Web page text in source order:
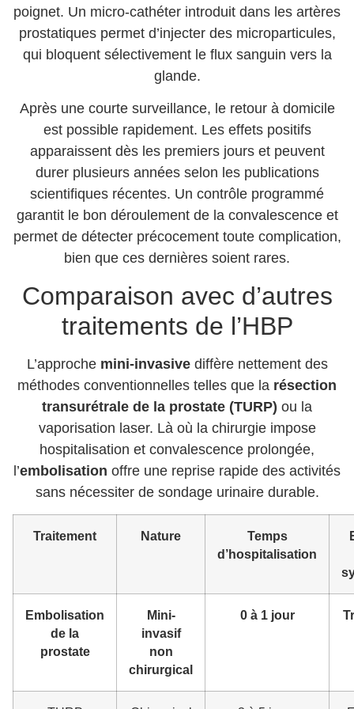
poignet. Un micro-cathéter introduit dans les artères
prostatiques permet d’injecter des microparticules,
qui bloquent sélectivement le flux sanguin vers la
glande.
Après une courte surveillance, le retour à domicile
est possible rapidement. Les effets positifs
apparaissent dès les premiers jours et peuvent
durer plusieurs années selon les publications
scientifiques récentes. Un contrôle programmé
garantit le bon déroulement de la convalescence et
permet de détecter précocement toute complication,
bien que ces dernières soient rares.
Comparaison avec d’autres
traitements de l’HBP
L’approche mini-invasivediffère nettement des
méthodes conventionnelles telles que la résection
transurétrale de la prostate (TURP) ou la
vaporisation laser. Là où la chirurgie impose
hospitalisation et convalescence prolongée,
l’embolisation offre une reprise rapide des activités
sans nécessiter de sondage urinaire durable.
Traitement Nature
Temps
d’hospitalisation
Embolisation
de la
prostate
Mini-
invasif
non
chirurgical
0 à 1 jour